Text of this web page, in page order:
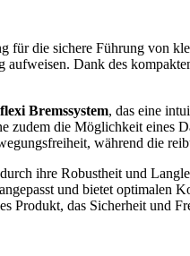
für die sichere Führung von
Dank des
flexi Bremssystem, das eine
die Möglichkeit eines
während die
durch ihre Robustheit und
und bietet optimalen
Produkt, das Sicherheit und